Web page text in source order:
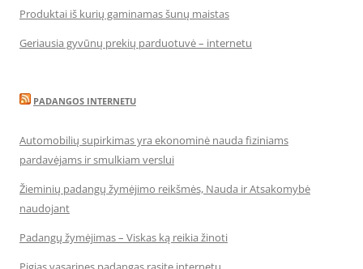
Produktai iš kurių gaminamas šunų maistas
Geriausia gyvūnų prekių parduotuvė – internetu
PADANGOS INTERNETU
Automobilių supirkimas yra ekonominė nauda fiziniams
pardavėjams ir smulkiam verslui
Žieminių padangų žymėjimo reikšmės, Nauda ir Atsakomybė
naudojant
Padangų žymėjimas – Viskas ką reikia žinoti